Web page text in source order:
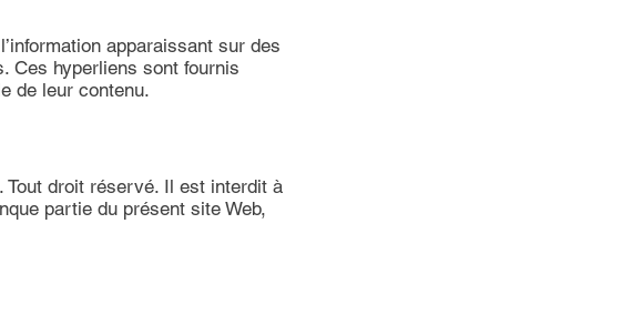
apparaissant sur des
Ces hyperliens sont fournis
de leur contenu.
Tout droit réservé. Il est interdit à
partie du présent site Web,